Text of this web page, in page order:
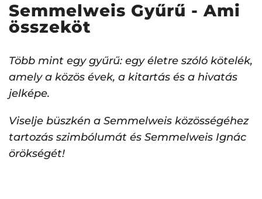
Semmelweis Gyűrű - Ami
összeköt
Több mint egy gyűrű: egy életre szóló kötelék,
amely a közös évek, a kitartás és a hivatás
jelképe.
Viselje büszkén a Semmelweis közösségéhez
tartozás szimbólumát és Semmelweis Ignác
örökségét!